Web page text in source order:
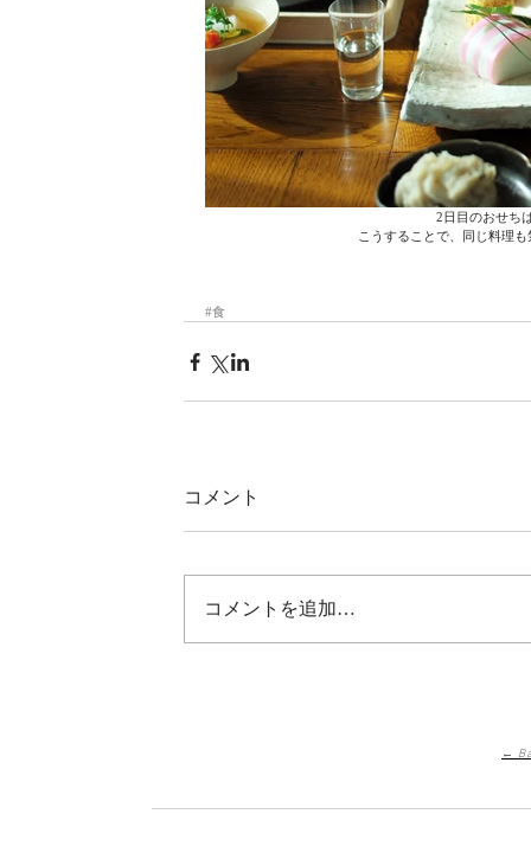
2日目のおせ
こうすることで、同じ料理
#食
コメント
コメントを追加…
←